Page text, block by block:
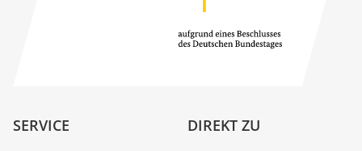
SERVICE DIREKT ZU